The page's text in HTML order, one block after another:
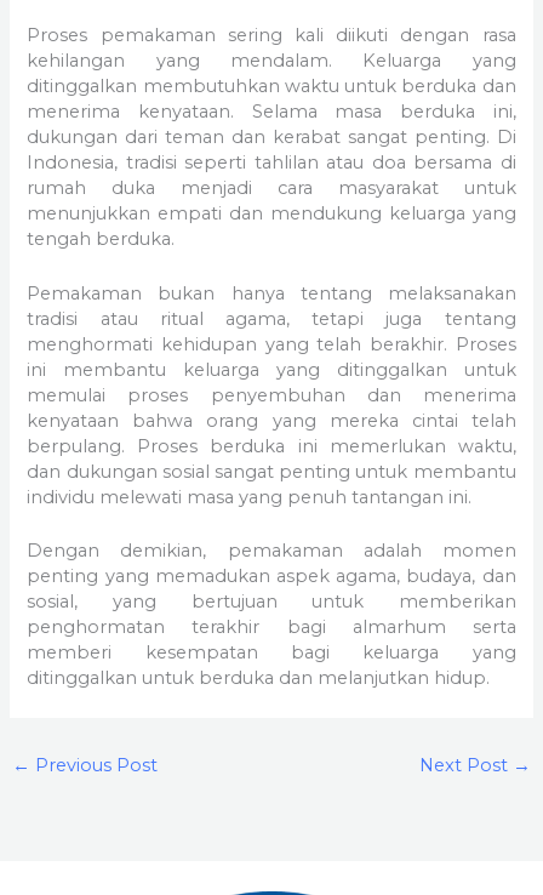
Proses pemakaman sering kali diikuti dengan rasa
kehilangan yang mendalam. Keluarga yang
ditinggalkan membutuhkan waktu untuk berduka dan
menerima kenyataan. Selama masa berduka ini,
dukungan dari teman dan kerabat sangat penting. Di
Indonesia, tradisi seperti tahlilan atau doa bersama di
rumah duka menjadi cara masyarakat untuk
menunjukkan empati dan mendukung keluarga yang
tengah berduka.
Pemakaman bukan hanya tentang melaksanakan
tradisi atau ritual agama, tetapi juga tentang
menghormati kehidupan yang telah berakhir. Proses
ini membantu keluarga yang ditinggalkan untuk
memulai proses penyembuhan dan menerima
kenyataan bahwa orang yang mereka cintai telah
berpulang. Proses berduka ini memerlukan waktu,
dan dukungan sosial sangat penting untuk membantu
individu melewati masa yang penuh tantangan ini.
Dengan demikian, pemakaman adalah momen
penting yang memadukan aspek agama, budaya, dan
sosial, yang bertujuan untuk memberikan
penghormatan terakhir bagi almarhum serta
memberi kesempatan bagi keluarga yang
ditinggalkan untuk berduka dan melanjutkan hidup.
← Previous Post Next Post →